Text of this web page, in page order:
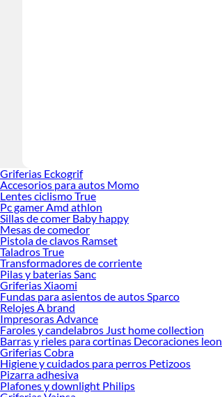
Griferias Eckogrif
Accesorios para autos Momo
Lentes ciclismo True
Pc gamer Amd athlon
Sillas de comer Baby happy
Mesas de comedor
Pistola de clavos Ramset
Taladros True
Transformadores de corriente
Pilas y baterias Sanc
Griferias Xiaomi
Fundas para asientos de autos Sparco
Relojes A brand
Impresoras Advance
Faroles y candelabros Just home collection
Barras y rieles para cortinas Decoraciones leon
Griferias Cobra
Higiene y cuidados para perros Petizoos
Pizarra adhesiva
Plafones y downlight Philips